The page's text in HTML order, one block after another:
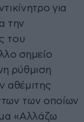
για
την
του
σημείο
ρύθμιση
αθέμιτης
των οποίων
«Αλλάζω